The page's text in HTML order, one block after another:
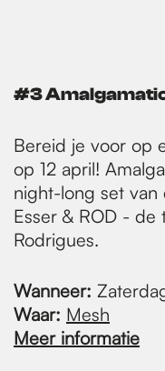
#3
Bereid je voor op
op 12 april!
night-long set
Esser & ROD - de
Rodrigues.
Wanneer:
Waar: Mesh
Meer informatie